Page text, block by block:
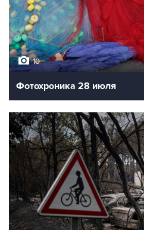
10
Фотохроника 28 июля